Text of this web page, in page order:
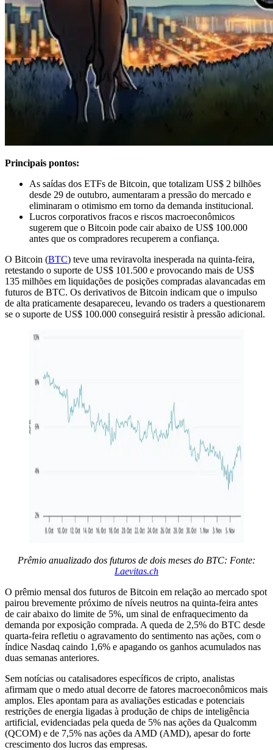
Principais pontos:
As saídas dos ETFs de Bitcoin, que totalizam US$ 2 bilhões
desde 29 de outubro, aumentaram a pressão do mercado e
eliminaram o otimismo em torno da demanda institucional.
Lucros corporativos fracos e riscos macroeconômicos
sugerem que o Bitcoin pode cair abaixo de US$ 100.000
antes que os compradores recuperem a confiança.
O Bitcoin (BTC) teve uma reviravolta inesperada na quinta-feira,
retestando o suporte de US$ 101.500 e provocando mais de US$
135 milhões em liquidações de posições compradas alavancadas em
futuros de BTC. Os derivativos de Bitcoin indicam que o impulso
de alta praticamente desapareceu, levando os traders a questionarem
se o suporte de US$ 100.000 conseguirá resistir à pressão adicional.
Prêmio anualizado dos futuros de dois meses do BTC: Fonte:
Laevitas.ch
O prêmio mensal dos futuros de Bitcoin em relação ao mercado spot
pairou brevemente próximo de níveis neutros na quinta-feira antes
de cair abaixo do limite de 5%, um sinal de enfraquecimento da
demanda por exposição comprada. A queda de 2,5% do BTC desde
quarta-feira refletiu o agravamento do sentimento nas ações, com o
índice Nasdaq caindo 1,6% e apagando os ganhos acumulados nas
duas semanas anteriores.
Sem notícias ou catalisadores específicos de cripto, analistas
afirmam que o medo atual decorre de fatores macroeconômicos mais
amplos. Eles apontam para as avaliações esticadas e potenciais
restrições de energia ligadas à produção de chips de inteligência
artificial, evidenciadas pela queda de 5% nas ações da Qualcomm
(QCOM) e de 7,5% nas ações da AMD (AMD), apesar do forte
crescimento dos lucros das empresas.